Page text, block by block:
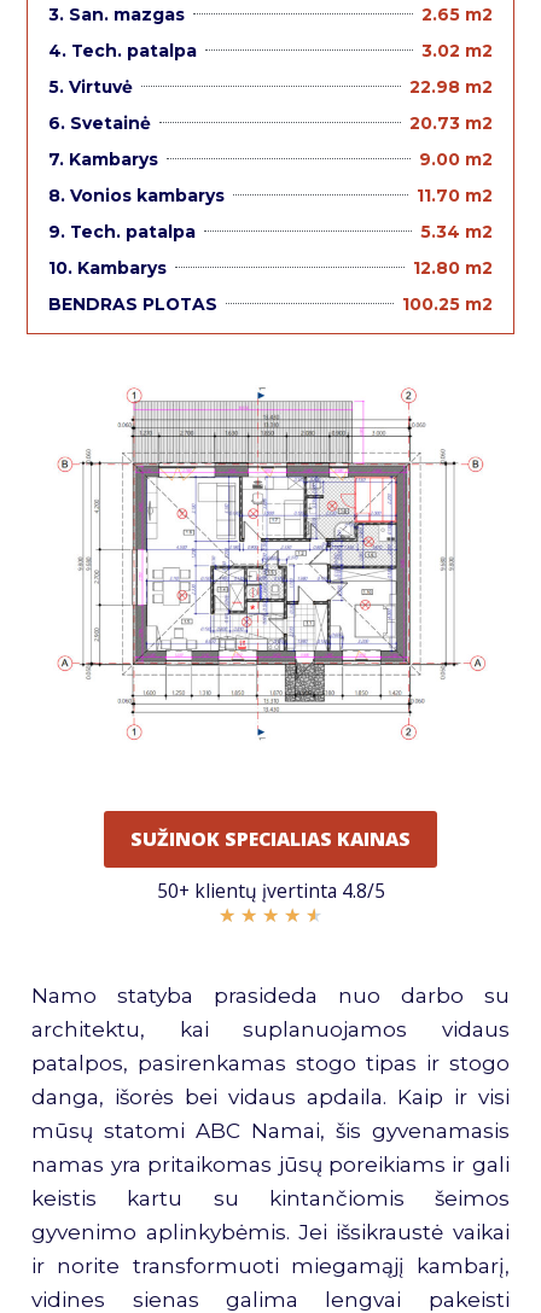
Namo statyba prasideda nuo darbo su
architektu, kai suplanuojamos vidaus
patalpos, pasirenkamas stogo tipas ir stogo
danga, išorės bei vidaus apdaila. Kaip ir visi
mūsų statomi ABC Namai, šis gyvenamasis
namas yra pritaikomas jūsų poreikiams ir gali
keistis kartu su kintančiomis šeimos
gyvenimo aplinkybėmis. Jei išsikraustė vaikai
ir norite transformuoti miegamąjį kambarį,
vidines sienas galima lengvai pakeisti
3. San. mazgas
2.65 m2
4. Tech. patalpa
3.02 m2
5. Virtuvė
22.98 m2
6. Svetainė
20.73 m2
7. Kambarys
9.00 m2
8. Vonios kambarys
11.70 m2
9. Tech. patalpa
5.34 m2
10. Kambarys
12.80 m2
BENDRAS PLOTAS
100.25 m2
SUŽINOK SPECIALIAS KAINAS
50+ klientų įvertinta 4.8/5
★ ★ ★ ★ ★